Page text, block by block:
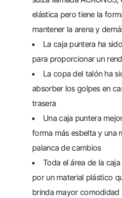
elástica pero tiene la
mantener la arena y
La caja puntera ha
para proporcionar un
La copa del talón ha
absorber los golpes en
trasera
Una caja puntera
forma más esbelta y una
palanca de cambios
Toda el área de la
por un material plástico
brinda mayor comodidad